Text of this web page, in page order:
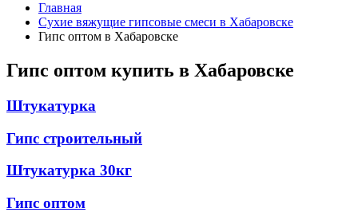
Главная
Сухие вяжущие гипсовые смеси в Хабаровске
Гипс оптом в Хабаровске
Гипс оптом купить в Хабаровске
Штукатурка
Гипс строительный
Штукатурка 30кг
Гипс оптом